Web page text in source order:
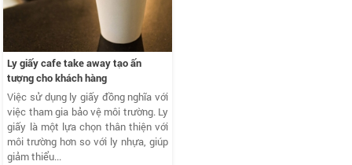
Ly giấy cafe take away tạo ấn
tượng cho khách hàng
Việc sử dụng ly giấy đồng nghĩa với
việc tham gia bảo vệ môi trường. Ly
giấy là một lựa chọn thân thiện với
môi trường hơn so với ly nhựa, giúp
giảm thiểu...